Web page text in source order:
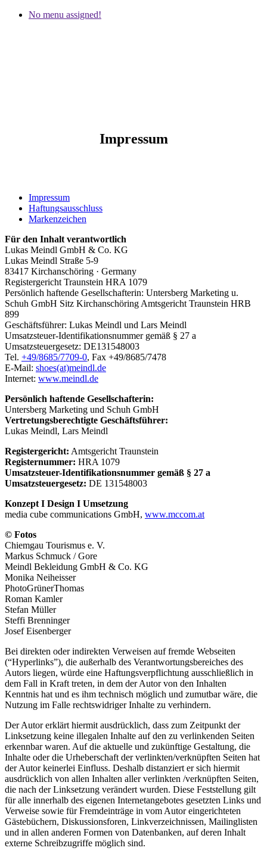
No menu assigned!
Impressum
Impressum
Haftungsausschluss
Markenzeichen
Für den Inhalt verantwortlich
Lukas Meindl GmbH & Co. KG
Lukas Meindl Straße 5-9
83417 Kirchanschöring · Germany
Registergericht Traunstein HRA 1079
Persönlich haftende Gesellschafterin: Untersberg Marketing u.
Schuh GmbH Sitz Kirchanschöring Amtsgericht Traunstein HRB
899
Geschäftsführer: Lukas Meindl und Lars Meindl
Umsatzsteuer-Identifikationsnummer gemäß § 27 a
Umsatzsteuergesetz: DE131548003
Tel. +49/8685/7709-0, Fax +49/8685/7478
E-Mail: shoes(at)meindl.de
Internet: www.meindl.de
Persönlich haftende Gesellschafterin:
Untersberg Marketing und Schuh GmbH
Vertretungsberechtigte Geschäftsführer:
Lukas Meindl, Lars Meindl
Registergericht: Amtsgericht Traunstein
Registernummer: HRA 1079
Umsatzsteuer-Identifikationsnummer gemäß § 27 a
Umsatzsteuergesetz: DE 131548003
Konzept I Design I Umsetzung
media cube communications GmbH, www.mccom.at
© Fotos
Chiemgau Tourismus e. V.
Markus Schmuck / Gore
Meindl Bekleidung GmbH & Co. KG
Monika Neiheisser
PhotoGrünerThomas
Roman Kamler
Stefan Müller
Steffi Brenninger
Josef Eisenberger
Bei direkten oder indirekten Verweisen auf fremde Webseiten
(“Hyperlinks”), die außerhalb des Verantwortungsbereiches des
Autors liegen, würde eine Haftungsverpflichtung ausschließlich in
dem Fall in Kraft treten, in dem der Autor von den Inhalten
Kenntnis hat und es ihm technisch möglich und zumutbar wäre, die
Nutzung im Falle rechtswidriger Inhalte zu verhindern.
Der Autor erklärt hiermit ausdrücklich, dass zum Zeitpunkt der
Linksetzung keine illegalen Inhalte auf den zu verlinkenden Seiten
erkennbar waren. Auf die aktuelle und zukünftige Gestaltung, die
Inhalte oder die Urheberschaft der verlinkten/verknüpften Seiten hat
der Autor keinerlei Einfluss. Deshalb distanziert er sich hiermit
ausdrücklich von allen Inhalten aller verlinkten /verknüpften Seiten,
die nach der Linksetzung verändert wurden. Diese Feststellung gilt
für alle innerhalb des eigenen Internetangebotes gesetzten Links und
Verweise sowie für Fremdeinträge in vom Autor eingerichteten
Gästebüchern, Diskussionsforen, Linkverzeichnissen, Mailinglisten
und in allen anderen Formen von Datenbanken, auf deren Inhalt
externe Schreibzugriffe möglich sind.